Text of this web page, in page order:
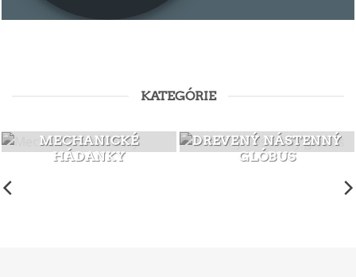
KATEGÓRIE
MECHANICKÉ
HÁDANKY
DREVENÝ NÁSTENNÝ
GLÓBUS